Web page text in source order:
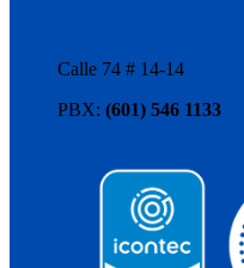
Calle 74 # 14-14
PBX: (601) 546 1133